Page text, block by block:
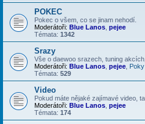
POKEC
Pokec o všem, co se jinam nehodí.
Moderátoři: Blue Lanos pejee
Témata: 1342
Srazy
Vše o daewoo srazech, tuning
Moderátoři: Blue Lanos pejee
Témata: 529
Video
Pokud máte nějaké zajímavé video,
Moderátoři: Blue Lanos pejee
Témata: 174